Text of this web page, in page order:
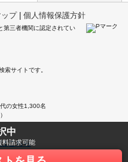
中
請求可能
プ| 個人情報保護方針
第三者機関に認定されてい
サイトです。
の女性1,300名
ネット